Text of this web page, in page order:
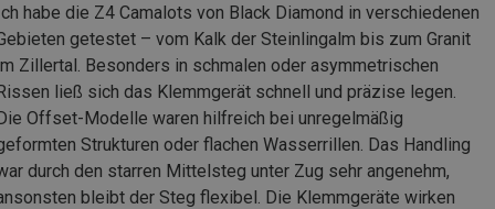
habe die Z4 Camalots von Black Diamond in verschiedenen
getestet – vom Kalk der Steinlingalm bis zum Granit
Zillertal. Besonders in schmalen oder asymmetrischen
ließ sich das Klemmgerät schnell und präzise legen.
Offset-Modelle waren hilfreich bei unregelmäßig
Strukturen oder flachen Wasserrillen. Das Handling
durch den starren Mittelsteg unter Zug sehr angenehm,
bleibt der Steg flexibel. Die Klemmgeräte wirken